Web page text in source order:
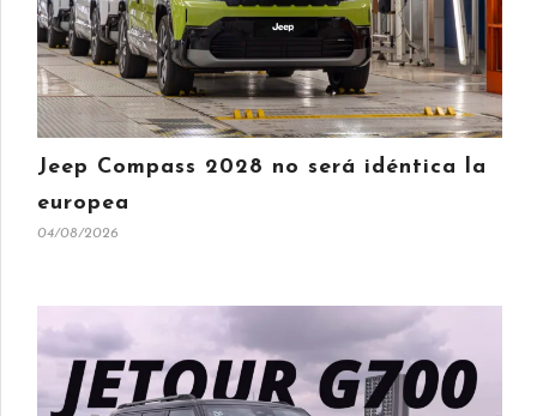
Jeep Compass 2028 no será idéntica la
europea
04/08/2026